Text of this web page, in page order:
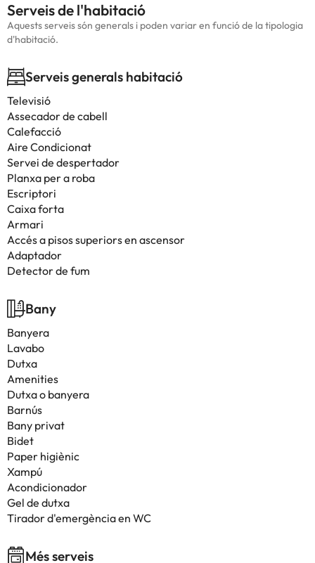
Serveis de l'habitació
Aquests serveis són generals i poden variar en funció de la tipologia
d'habitació.
Serveis generals habitació
Televisió
Assecador de cabell
Calefacció
Aire Condicionat
Servei de despertador
Planxa per a roba
Escriptori
Caixa forta
Armari
Accés a pisos superiors en ascensor
Adaptador
Detector de fum
Bany
Banyera
Lavabo
Dutxa
Amenities
Dutxa o banyera
Barnús
Bany privat
Bidet
Paper higiènic
Xampú
Acondicionador
Gel de dutxa
Tirador d'emergència en WC
Més serveis